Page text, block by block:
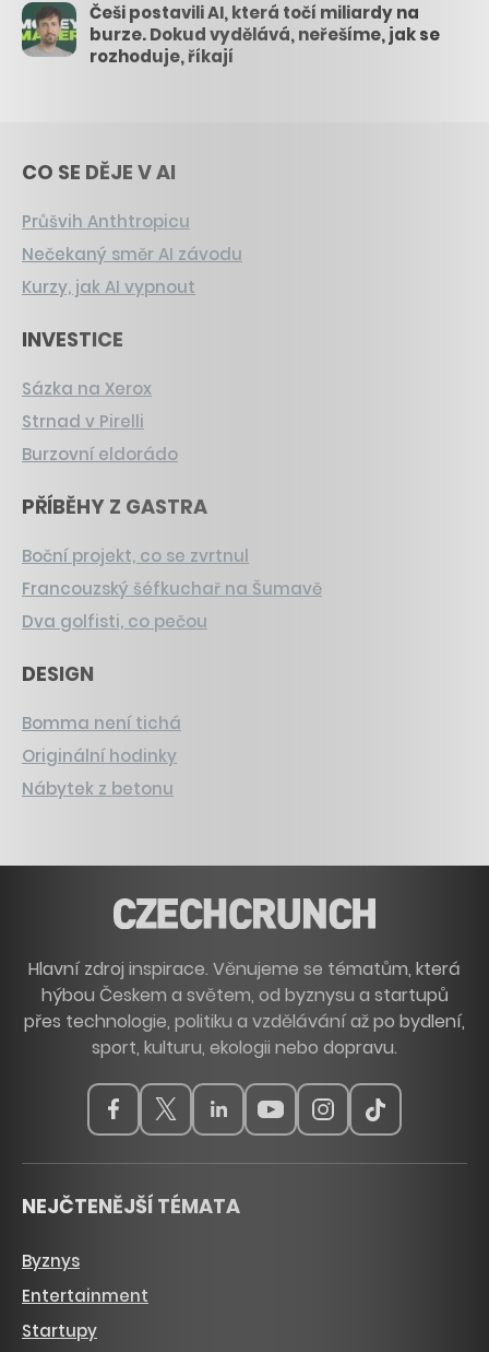
Češi postavili AI, která točí miliardy na
burze. Dokud vydělává, neřešíme, jak se
rozhoduje, říkají
CO SE DĚJE V AI
Průšvih Anthtropicu
Nečekaný směr AI závodu
Kurzy, jak AI vypnout
INVESTICE
Sázka na Xerox
Strnad v Pirelli
Burzovní eldorádo
PŘÍBĚHY Z GASTRA
Boční projekt, co se zvrtnul
Francouzský šéfkuchař na Šumavě
Dva golfisti, co pečou
DESIGN
Bomma není tichá
Originální hodinky
Nábytek z betonu
Hlavní zdroj inspirace. Věnujeme se tématům, která
hýbou Českem a světem, od byznysu a startupů
přes technologie, politiku a vzdělávání až po bydlení,
sport, kulturu, ekologii nebo dopravu.
NEJČTENĚJŠÍ TÉMATA
Byznys
Entertainment
Startupy